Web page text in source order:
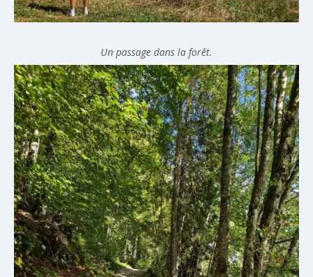
Un passage dans la forêt.